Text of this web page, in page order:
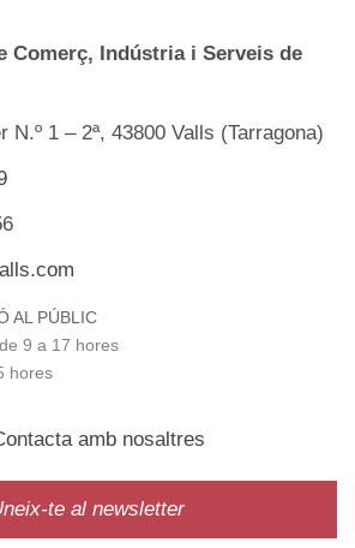
Comerç, Indústria i Serveis de
N.º 1 – 2ª, 43800 Valls (Tarragona)
AL PÚBLIC
9 a 17 hores
hores
amb nosaltres
te al newsletter